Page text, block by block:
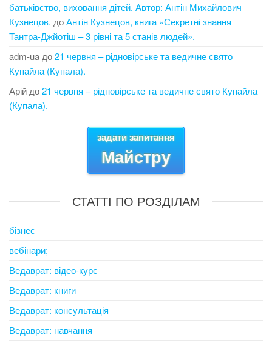
батьківство, виховання дітей. Автор: Антін Михайлович
Кузнецов. доАнтін Кузнецов, книга «Секретні знання
Тантра-Джйотіш – 3 рівні та 5 станів людей».
adm-ua до21 червня – рідновірське та ведичне свято
Купайла (Купала).
Арій до21 червня – рідновірське та ведичне свято Купайла
(Купала).
задати запитання
Майстру
СТАТТІ ПО РОЗДІЛАМ
бізнес
вебінари;
Ведаврат: відео-курс
Ведаврат: книги
Ведаврат: консультація
Ведаврат: навчання